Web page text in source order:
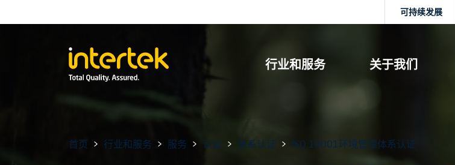
行业和服务 关于我们
可持续发展
首页 行业和服务 服务 认证 体系认证 ISO 14001环境管理体系认证